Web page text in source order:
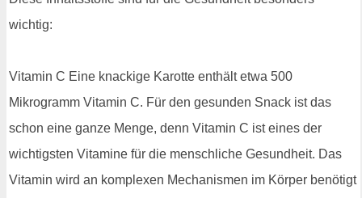
wichtig:
Vitamin C Eine knackige Karotte enthält etwa 500
Mikrogramm Vitamin C. Für den gesunden Snack ist das
schon eine ganze Menge, denn Vitamin C ist eines der
wichtigsten Vitamine für die menschliche Gesundheit. Das
Vitamin wird an komplexen Mechanismen im Körper benötigt